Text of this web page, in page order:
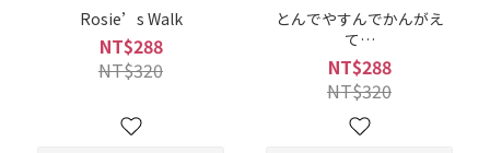
Rosie’s Walk
NT$288
NT$320
とんでやすんでかんがえ
て…
NT$288
NT$320